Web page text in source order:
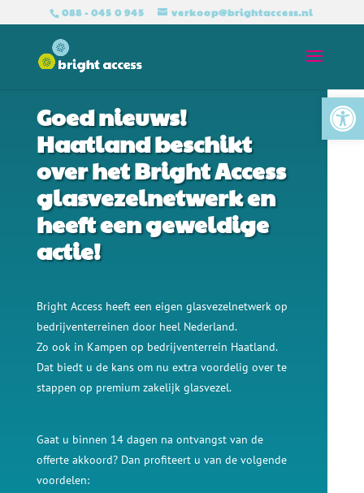
088 - 045 0 945 verkoop@brightaccess.nl
BRIGHT ACCESS GLASVEZEL VOOR ONDERNEMERS
Goed nieuws!
Haatland beschikt
over het Bright Access
glasvezelnetwerk en
heeft een geweldige
actie!
Bright Access heeft een eigen glasvezelnetwerk op
bedrijventerreinen door heel Nederland.
Zo ook in Kampen op bedrijventerrein Haatland.
Dat biedt u de kans om nu extra voordelig over te
stappen op premium zakelijk glasvezel.
Gaat u binnen 14 dagen na ontvangst van de
offerte akkoord? Dan profiteert u van de volgende
voordelen: